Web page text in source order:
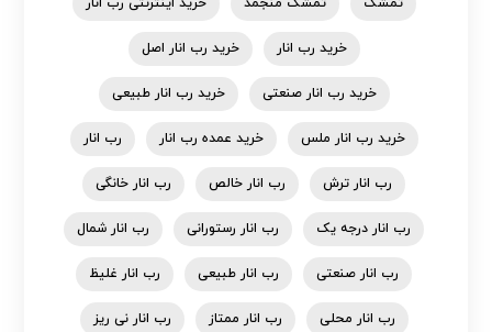
خرید رب انار خرید رب انار اصل
خرید رب انار صنعتی خرید رب انار طبیعی
خرید رب انار ملس خرید عمده رب انار رب انار
رب انار ترش رب انار خالص رب انار خانگی
رب انار درجه یک رب انار رستورانی رب انار شمال
رب انار صنعتی رب انار طبیعی رب انار غلیظ
رب انار محلی رب انار ممتاز رب انار نی ریز